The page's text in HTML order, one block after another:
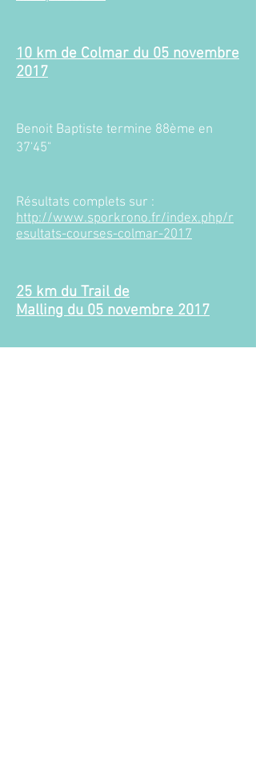
10 km de Colmar du 05 novembre
2017​
Benoit Baptiste termine 88ème en
37'45"
Résultats complets sur :
http://www.sporkrono.fr/index.php/r
esultats-courses-colmar-2017
25 km du Trail de
Malling du 05 novembre 2017​